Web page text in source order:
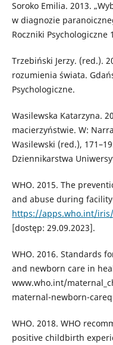
Soroko Emilia. 2013.
w diagnozie
Roczniki Psychologiczne
Trzebiński Jerzy. (red.).
rozumienia świata.
Psychologiczne.
Wasilewska Katarzyna.
macierzyństwie. W:
Wasilewski (red.),
Dziennikarstwa
WHO. 2015. The
and abuse during
https://apps.who.int/iris/
[dostęp: 29.09.2023].
WHO. 2016. Standards
and newborn care in
www.who.int/
maternal-newborn-
WHO. 2018. WHO
positive childbirth